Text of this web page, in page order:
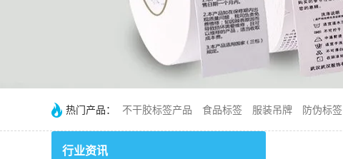
热门产品： 不干胶标签产品 食品标签 服装吊牌 防伪标签
行业资讯